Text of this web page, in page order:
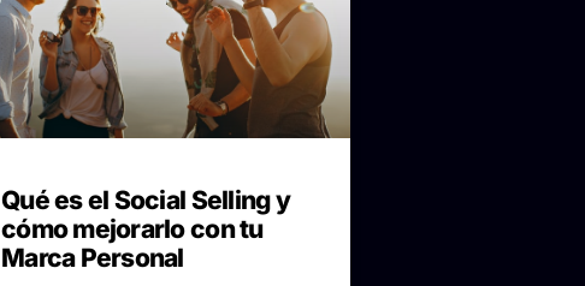
Qué es el Social Selling y
cómo mejorarlo con tu
Marca Personal